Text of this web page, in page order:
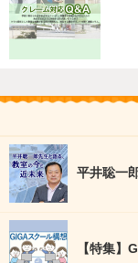
平井聡一
【特集】